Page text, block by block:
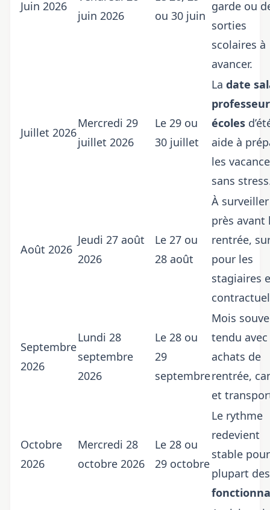
Juin 2026
juin 2026
ou 30 juin
garde ou
sorties
scolaires à
avancer.
Juillet 2026
Mercredi 29
juillet 2026
Le 29 ou
30 juillet
La date
écoles
aide à
les
sans
Août 2026
Jeudi 27 août
2026
Le 27 ou
28 août
À
près avant
rentrée,
pour les
stagiaires
Septembre
2026
Lundi 28
septembre
2026
Le 28 ou
29
septembre
Mois
tendu avec
achats de
rentrée,
et
Octobre
2026
Mercredi 28
octobre 2026
Le 28 ou
29 octobre
Le rythme
redevient
stable
plupart des